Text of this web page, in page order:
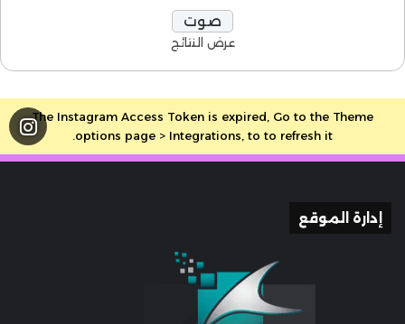
عرض النتائج
The Instagram Access Token is expired, Go to the Theme
options page > Integrations, to to refresh it.
إدارة الموقع